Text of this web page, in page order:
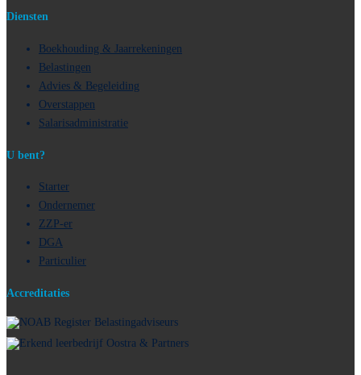
Diensten
Boekhouding & Jaarrekeningen
Belastingen
Advies & Begeleiding
Overstappen
Salarisadministratie
U bent?
Starter
Ondernemer
ZZP-er
DGA
Particulier
Accreditaties